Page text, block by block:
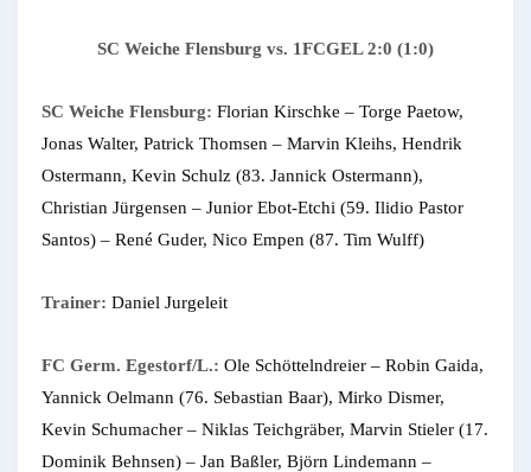
SC Weiche Flensburg vs. 1FCGEL 2:0 (1:0)
SC Weiche Flensburg: Florian Kirschke – Torge Paetow,
Jonas Walter, Patrick Thomsen – Marvin Kleihs, Hendrik
Ostermann, Kevin Schulz (83. Jannick Ostermann),
Christian Jürgensen – Junior Ebot-Etchi (59. Ilidio Pastor
Santos) – René Guder, Nico Empen (87. Tim Wulff)
Trainer: Daniel Jurgeleit
FC Germ. Egestorf/L.: Ole Schöttelndreier – Robin Gaida,
Yannick Oelmann (76. Sebastian Baar), Mirko Dismer,
Kevin Schumacher – Niklas Teichgräber, Marvin Stieler (17.
Dominik Behnsen) – Jan Baßler, Björn Lindemann –